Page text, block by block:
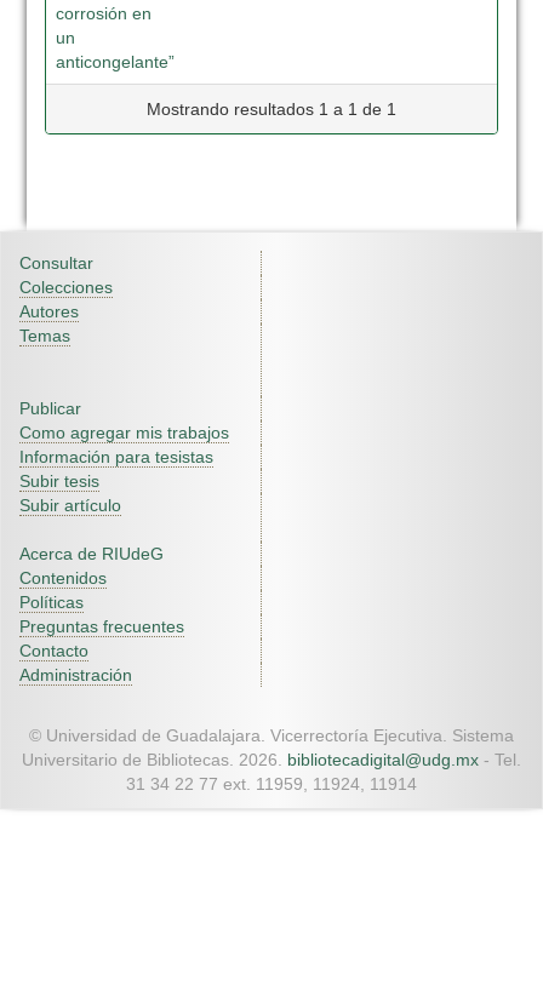
corrosión en
un
anticongelante”
Mostrando resultados 1 a 1 de 1
Consultar
Colecciones
Autores
Temas
Publicar
Como agregar mis trabajos
Información para tesistas
Subir tesis
Subir artículo
Acerca de RIUdeG
Contenidos
Políticas
Preguntas frecuentes
Contacto
Administración
© Universidad de Guadalajara. Vicerrectoría Ejecutiva. Sistema
Universitario de Bibliotecas. 2026. bibliotecadigital@udg.mx - Tel.
31 34 22 77 ext. 11959, 11924, 11914